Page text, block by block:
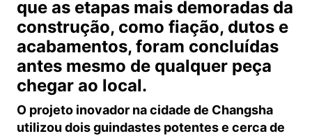
que as etapas mais demoradas da
construção, como fiação, dutos e
acabamentos, foram concluídas
antes mesmo de qualquer peça
chegar ao local.
O projeto inovador na cidade de Changsha
utilizou dois guindastes potentes e cerca de